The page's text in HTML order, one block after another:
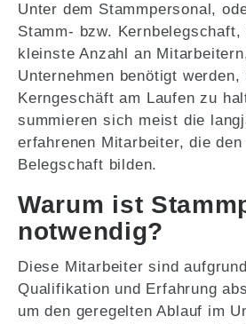
Unter dem Stammpersonal,
Stamm- bzw.
kleinste Anzahl an
Unternehmen benötigt werden,
Kerngeschäft am Laufen zu
summieren sich meist die
erfahrenen Mitarbeiter, die
Belegschaft bilden.
Warum ist
notwendig?
Diese Mitarbeiter sind
Qualifikation und Erfahrung
um den geregelten Ablauf im